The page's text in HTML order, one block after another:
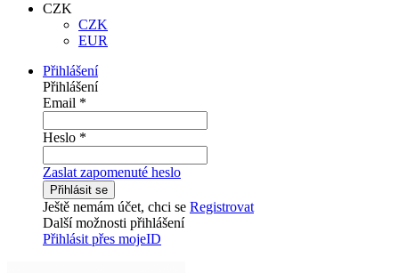
CZK
CZK
EUR
Přihlášení
Přihlášení
Email *
Heslo *
Zaslat zapomenuté heslo
Přihlásit se
Ještě nemám účet, chci se Registrovat
Další možnosti přihlášení
Přihlásit přes mojeID